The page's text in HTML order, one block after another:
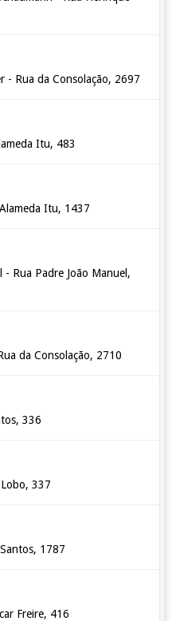
- Rua da Consolação, 2697
Itu, 483
Itu, 1437
Rua Padre João Manuel,
da Consolação, 2710
336
337
1787
Freire, 416